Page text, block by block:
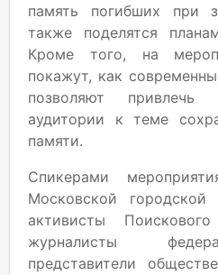
память погибших при
также поделятся
Кроме того, на
покажут, как
позволяют привлечь
аудитории к теме
памяти.
Спикерами
Московской
активисты
журналисты
представители